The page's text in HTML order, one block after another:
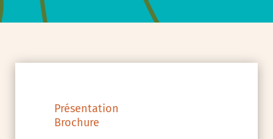
Présentation
Brochure